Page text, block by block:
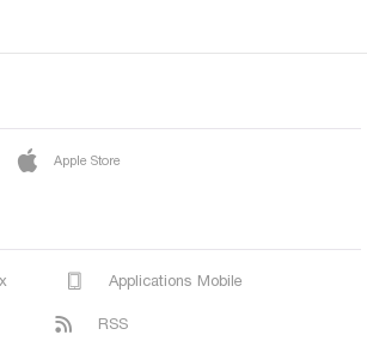
Apple Store
Applications Mobile
RSS